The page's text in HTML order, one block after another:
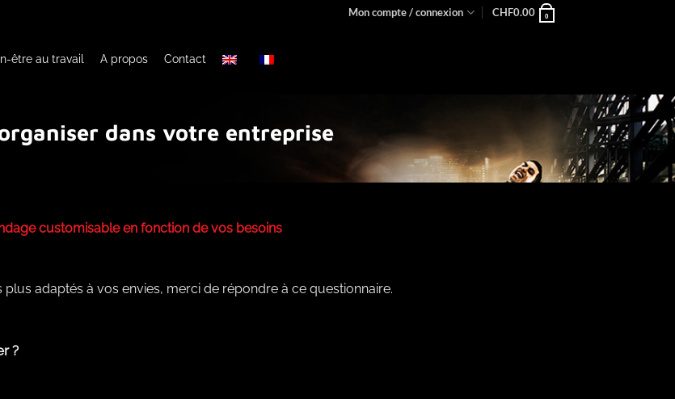
Mon compte / connexion CHF0.00 0
être au travail A propos Contact
dans votre entreprise
customisable en fonction de vos besoins
adaptés à vos envies, merci de répondre à ce questionnaire.
?